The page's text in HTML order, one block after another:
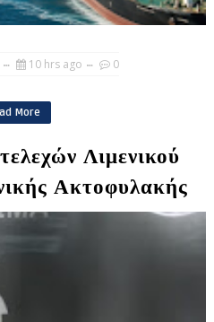
10 hrs ago 0
More
Λιμενικού
Ακτοφυλακής